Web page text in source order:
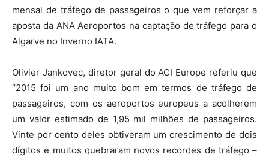
mensal de tráfego de passageiros o que vem reforçar a
aposta da ANA Aeroportos na captação de tráfego para o
Algarve no Inverno IATA.
Olivier Jankovec, diretor geral do ACI Europe referiu que
“2015 foi um ano muito bom em termos de tráfego de
passageiros, com os aeroportos europeus a acolherem
um valor estimado de 1,95 mil milhões de passageiros.
Vinte por cento deles obtiveram um crescimento de dois
dígitos e muitos quebraram novos recordes de tráfego –